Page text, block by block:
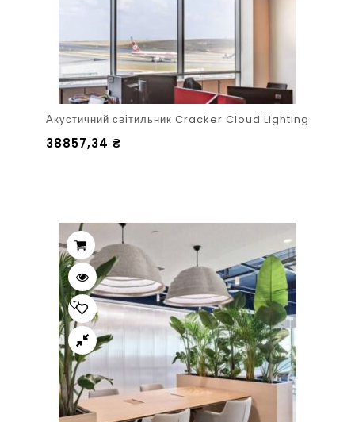
Акустичний світильник Cracker Cloud Lighting
38857,34 ₴